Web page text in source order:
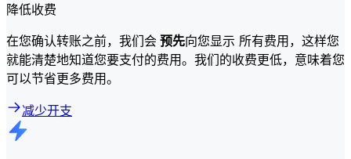
降低收费
在您确认转账之前，我们会 预先向您显示 所有费用，这样您
就能清楚地知道您要支付的费用。我们的收费更低，意味着您
可以节省更多费用。
减少开支